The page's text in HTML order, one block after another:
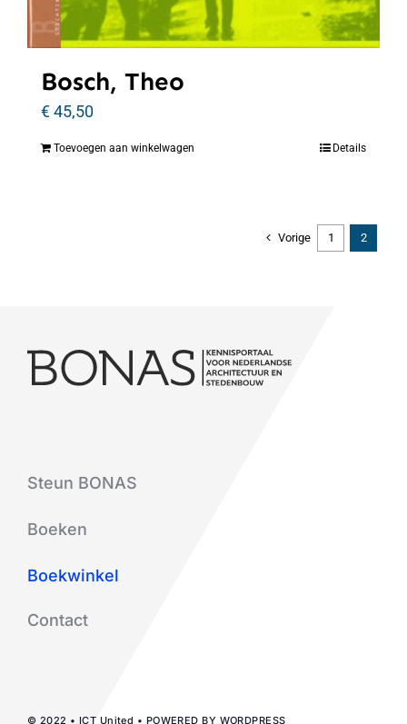
Bosch, Theo
€45,50
Toevoegen aan winkelwagen Details
Vorige 1 2
Steun BONAS
Boeken
Boekwinkel
Contact
© 2022 • ICT United • POWERED BY WORDPRESS